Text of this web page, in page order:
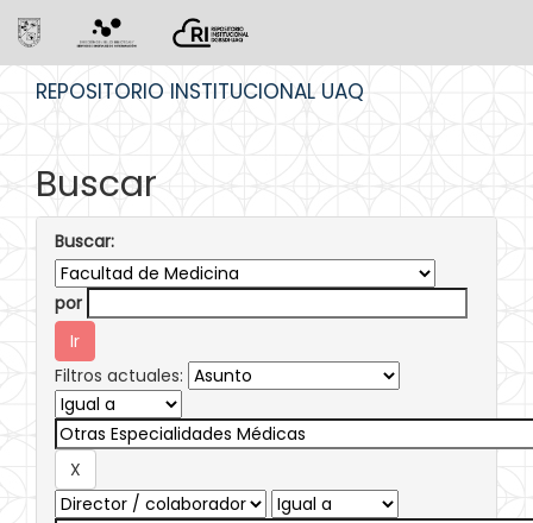
REPOSITORIO INSTITUCIONAL UAQ
Buscar
Buscar:
por
Filtros actuales: